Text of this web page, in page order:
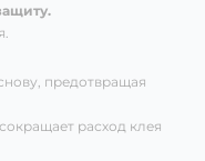
предотвращая
расход клея